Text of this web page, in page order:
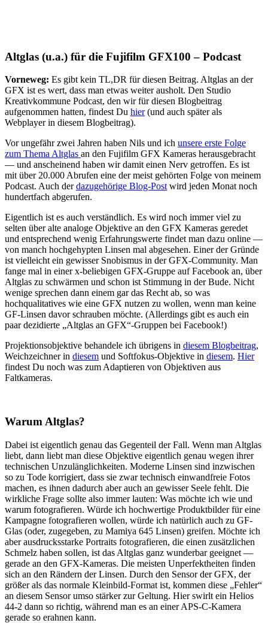
Altglas (u.a.) für die Fujifilm GFX100 – Podcast
Vorneweg: Es gibt kein TL,DR für diesen Beitrag. Altglas an der
GFX ist es wert, dass man etwas weiter ausholt. Den Studio
Kreativkommune Podcast, den wir für diesen Blogbeitrag
aufgenommen hatten, findest Du hier(und auch später als
Webplayer in diesem Blogbeitrag).
Vor ungefähr zwei Jahren haben Nils und ich unsere erste Folge
zum Thema Altglas an den Fujifilm GFX Kameras herausgebracht
— und anscheinend haben wir damit einen Nerv getroffen. Es ist
mit über 20.000 Abrufen eine der meist gehörten Folge von meinem
Podcast. Auch derdazugehörige Blog-Post wird jeden Monat noch
hundertfach abgerufen.
Eigentlich ist es auch verständlich. Es wird noch immer viel zu
selten über alte analoge Objektive an den GFX Kameras geredet
und entsprechend wenig Erfahrungswerte findet man dazu online —
von manch hochgehypten Linsen mal abgesehen. Einer der Gründe
ist vielleicht ein gewisser Snobismus in der GFX-Community. Man
fange mal in einer x-beliebigen GFX-Gruppe auf Facebook an, über
Altglas zu schwärmen und schon ist Stimmung in der Bude. Nicht
wenige sprechen dann einem gar das Recht ab, so was
hochqualitatives wie eine GFX nutzen zu wollen, wenn man keine
GF-Linsen davor schrauben möchte. (Allerdings gibt es auch ein
paar dezidierte „Altglas an GFX“-Gruppen bei Facebook!)
Projektionsobjektive behandele ich übrigens in diesem Blogbeitrag,
Weichzeichner in diesem und Softfokus-Objektive in diesem. Hier
findest Du noch was zum Adaptieren von Objektiven aus
Faltkameras.
Warum Altglas?
Dabei ist eigentlich genau das Gegenteil der Fall. Wenn man Altglas
liebt, dann liebt man diese Objektive eigentlich genau wegen ihrer
technischen Unzulänglichkeiten. Moderne Linsen sind inzwischen
so zu Tode korrigiert, dass sie zwar technisch einwandfreie Fotos
machen, es ihnen dadurch aber auch an gewisser Seele fehlt. Die
wirkliche Frage sollte also immer lauten: Was möchte ich wie und
warum fotografieren. Würde ich hochwertige Produktbilder für eine
Kampagne fotografieren wollen, würde ich natürlich auch zu GF-
Glas (oder, zugegeben, zu Mamiya 645 Linsen) greifen. Möchte ich
aber ausdrucksstarke Portraits fotografieren, die einen zusätzlichen
Schmelz haben sollen, ist das Altglas ganz wunderbar geeignet —
gerade an den GFX-Kameras. Die meisten Unperfektheiten finden
sich an den Rändern der Linsen. Durch den Sensor der GFX, der
größer als das normale Kleinbild-Format ist, kommen diese „Fehler“
an diesem Sensor umso stärker zur Geltung. Hier swirlt ein Helios
44-2 dann so richtig, während man es an einer APS-C-Kamera
gerade so erahnen kann.